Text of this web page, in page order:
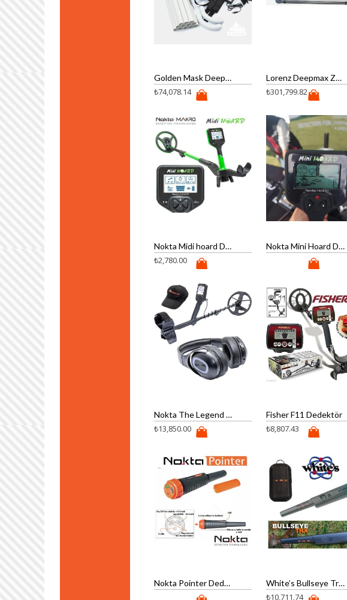
Golden Mask Deephunter Dedektör
₺74,078.14
Lorenz Deepmax Z1 Dedektör
₺301,799.82
Nokta Midi hoard Dedektör
₺2,780.00
Nokta Mini Hoard Dedektör
Nokta The Legend Whp Dedektör
₺13,850.00
Fisher F11 Dedektör
₺8,807.43
Nokta Pointer Dedektör White’s Bullseye Trx Dedektör
₺10,711.74